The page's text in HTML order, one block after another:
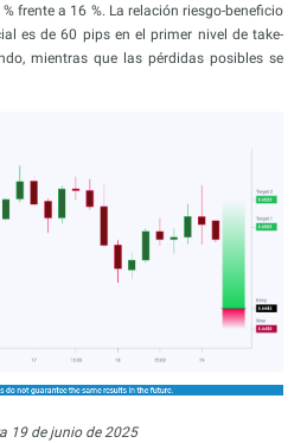
frente a 16 %. La relación riesgo-beneficio
es de 60 pips en el primer nivel de take-
mientras que las pérdidas posibles se
19 de junio de 2025